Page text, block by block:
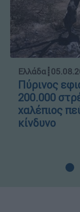
Ελλάδα┋
Πύρινος
200.000
χαλέπιος
κίνδυνο